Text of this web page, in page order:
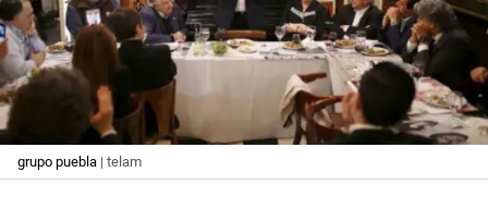
grupo puebla | telam